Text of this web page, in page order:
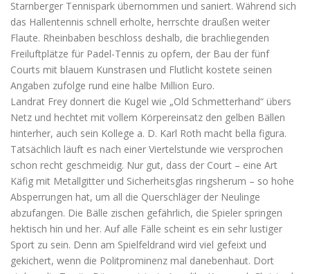
Starnberger Tennispark übernommen und saniert. Während sich
das Hallentennis schnell erholte, herrschte draußen weiter
Flaute. Rheinbaben beschloss deshalb, die brachliegenden
Freiluftplätze für Padel-Tennis zu opfern, der Bau der fünf
Courts mit blauem Kunstrasen und Flutlicht kostete seinen
Angaben zufolge rund eine halbe Million Euro.
Landrat Frey donnert die Kugel wie „Old Schmetterhand“ übers
Netz und hechtet mit vollem Körpereinsatz den gelben Bällen
hinterher, auch sein Kollege a. D. Karl Roth macht bella figura.
Tatsächlich läuft es nach einer Viertelstunde wie versprochen
schon recht geschmeidig. Nur gut, dass der Court – eine Art
Käfig mit Metallgitter und Sicherheitsglas ringsherum – so hohe
Absperrungen hat, um all die Querschläger der Neulinge
abzufangen. Die Bälle zischen gefährlich, die Spieler springen
hektisch hin und her. Auf alle Fälle scheint es ein sehr lustiger
Sport zu sein. Denn am Spielfeldrand wird viel gefeixt und
gekichert, wenn die Politprominenz mal danebenhaut. Dort